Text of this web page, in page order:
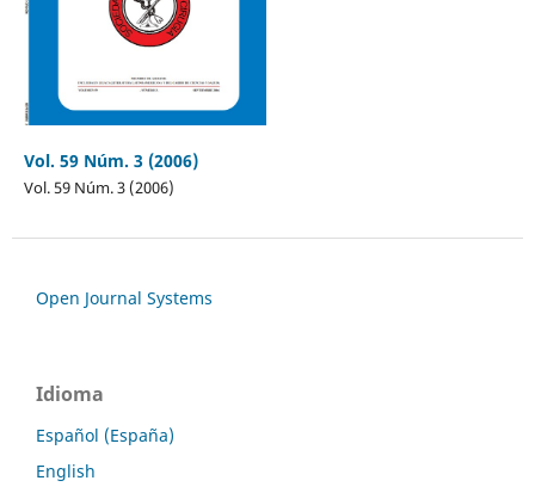
Vol. 59 Núm. 3 (2006)
Vol. 59 Núm. 3 (2006)
Open Journal Systems
Idioma
Español (España)
English